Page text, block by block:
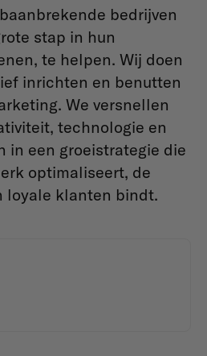
bedrijven
stap in hun
te helpen. Wij doen
inrichten en benutten
We versnellen
technologie en
in een groeistrategie die
optimaliseert, de
loyale klanten bindt.